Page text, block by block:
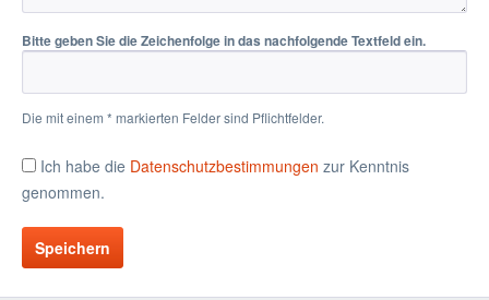
Bitte geben Sie die Zeichenfolge in das nachfolgende Textfeld ein.
Die mit einem * markierten Felder sind Pflichtfelder.
Ich habe die Datenschutzbestimmungen zur Kenntnis
genommen.
Speichern